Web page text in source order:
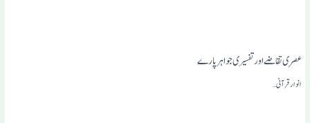
عصری تقاضے اور تفسیری جواہر پارے
انوار قرآنی …